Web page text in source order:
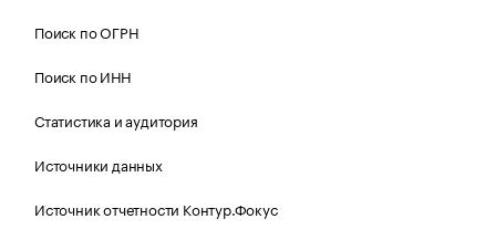
Поиск по ОГРН
Поиск по ИНН
Статистика и аудитория
Источники данных
Источник отчетности Контур.Фокус